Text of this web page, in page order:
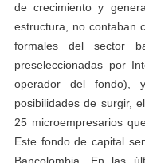
de crecimiento y
estructura, no contaban
formales del sector
preseleccionadas por
operador del
posibilidades de surgir,
25 microempresarios
Este fondo de capital